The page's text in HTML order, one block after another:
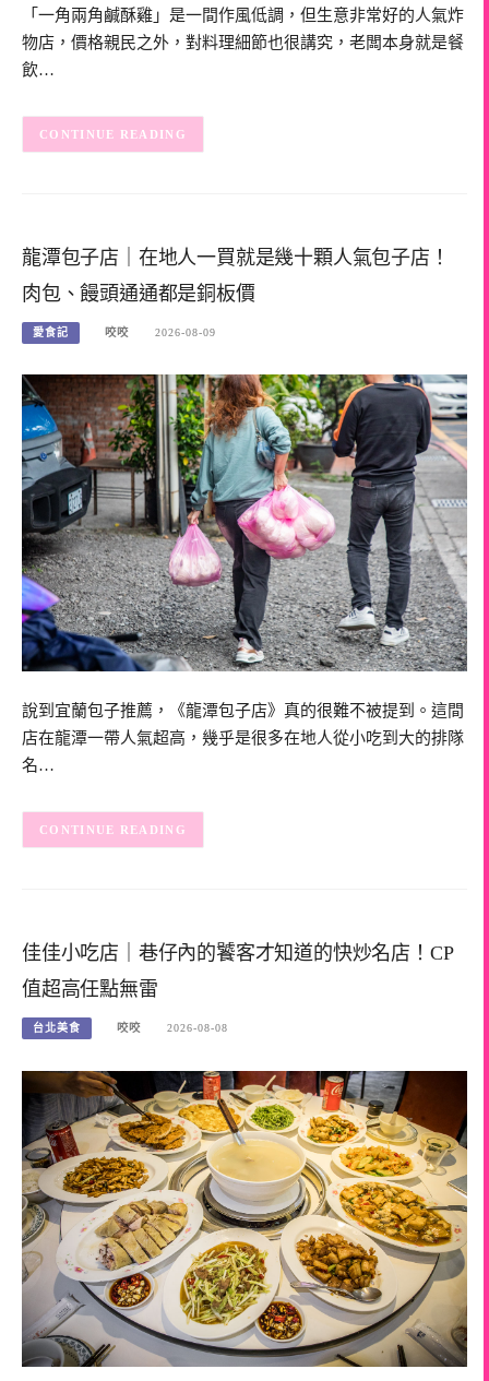
「一角兩角鹹酥雞」是一間作風低調，但生意非常好的人氣炸
物店，價格親民之外，對料理細節也很講究，老闆本身就是餐
飲…
CONTINUE READING
龍潭包子店｜在地人一買就是幾十顆人氣包子店！
肉包、饅頭通通都是銅板價
愛食記 咬咬 2026-08-09
說到宜蘭包子推薦，《龍潭包子店》真的很難不被提到。這間
店在龍潭一帶人氣超高，幾乎是很多在地人從小吃到大的排隊
名…
CONTINUE READING
佳佳小吃店｜巷仔內的饕客才知道的快炒名店！CP
值超高任點無雷
台北美食 咬咬 2026-08-08